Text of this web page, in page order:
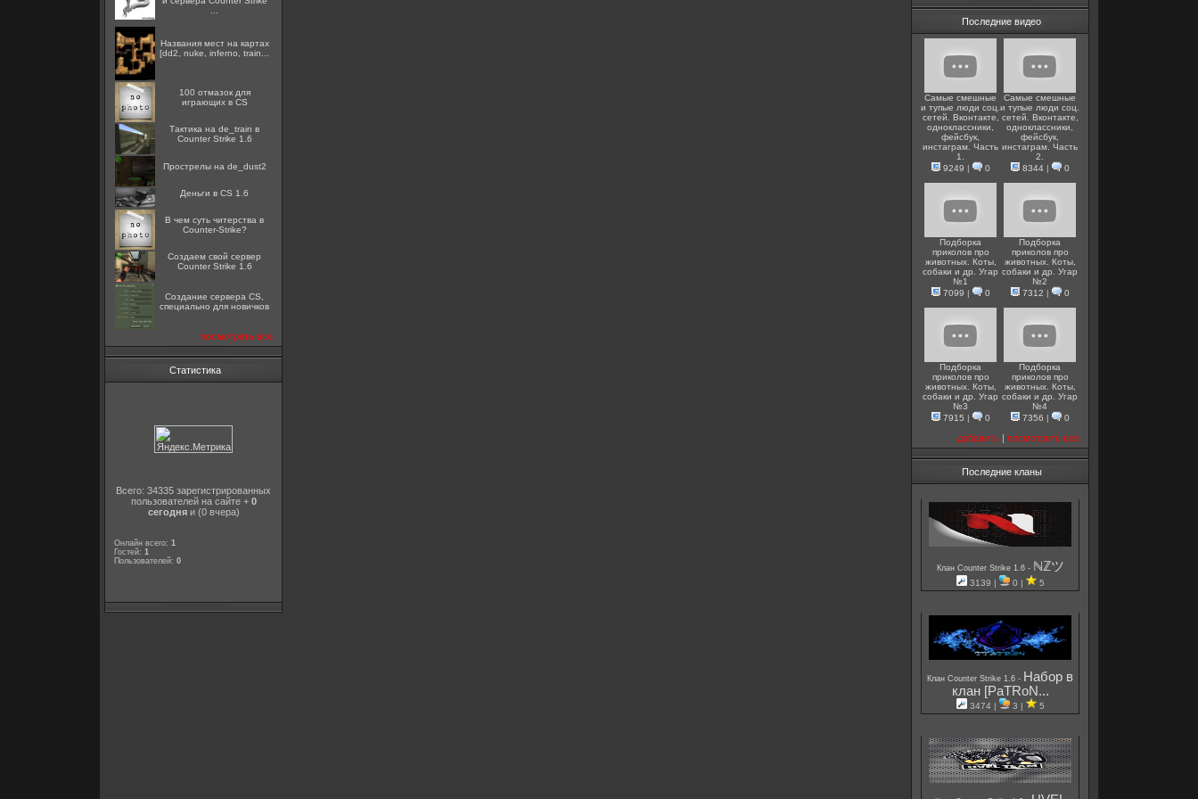
Названия мест на картах
[dd2, nuke, inferno, train...
100 отмазок для
играющих в CS
Тактика на de_train в
Counter Strike 1.6
Прострелы на de_dust2
Деньги в CS 1.6
В чем суть читерства в
Counter-Strike?
Создаем свой сервер
Counter Strike 1.6
Создание сервера CS,
специально для новичков
посмотреть все
Статистика
Всего: 34335 зарегистрированных
пользователей на сайте + 0
сегодняи (0 вчера)
Онлайн всего: 1
Гостей: 1
Пользователей: 0
Последние видео
Самые смешные
и тупые люди соц.
сетей. Вконтакте,
одноклассники,
фейсбук,
инстаграм. Часть
1.
9249 | 0
Самые смешные
и тупые люди соц.
сетей. Вконтакте,
одноклассники,
фейсбук,
инстаграм. Часть
2.
8344| 0
Подборка
приколов про
животных. Коты,
собаки и др. Угар
№1
7099 | 0
Подборка
приколов про
животных. Коты,
собаки и др. Угар
№2
7312 | 0
Подборка
приколов про
животных. Коты,
собаки и др. Угар
№3
7915 | 0
Подборка
приколов про
животных. Коты,
собаки и др. Угар
№4
7356 | 0
добавить | посмотреть все
Последние кланы
Клан Counter Strike 1.6 - ℕℤツ
3139 | 0 | 5
Клан Counter Strike 1.6 - Набор в
клан [PaTRoN...
3474 | 3 | 5